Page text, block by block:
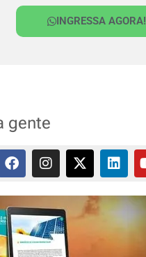
INGRESSA AGORA!
gente